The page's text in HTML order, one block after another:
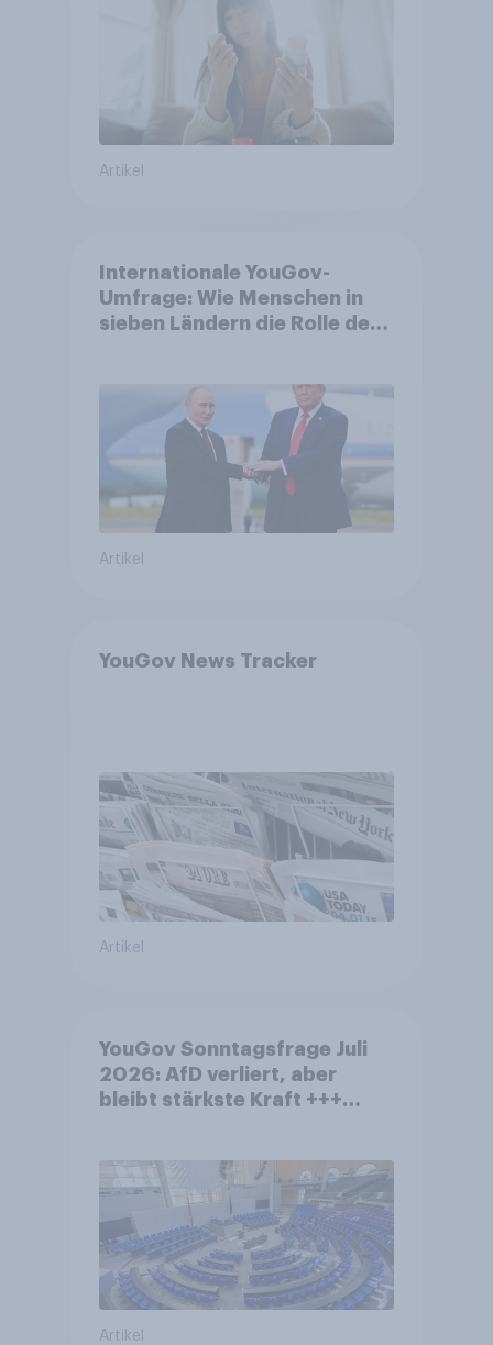
Artikel
Internationale YouGov-
Umfrage: Wie Menschen in
sieben Ländern die Rolle der
Bedrohungen und Bündnisse
bewerten
Artikel
YouGov News Tracker
Artikel
YouGov Sonntagsfrage Juli
2026: AfD verliert, aber
bleibt stärkste Kraft +++
Artikel